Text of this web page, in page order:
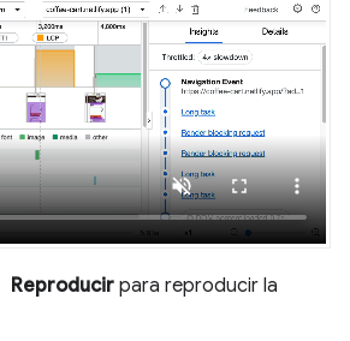
Reproducir para reproducir la